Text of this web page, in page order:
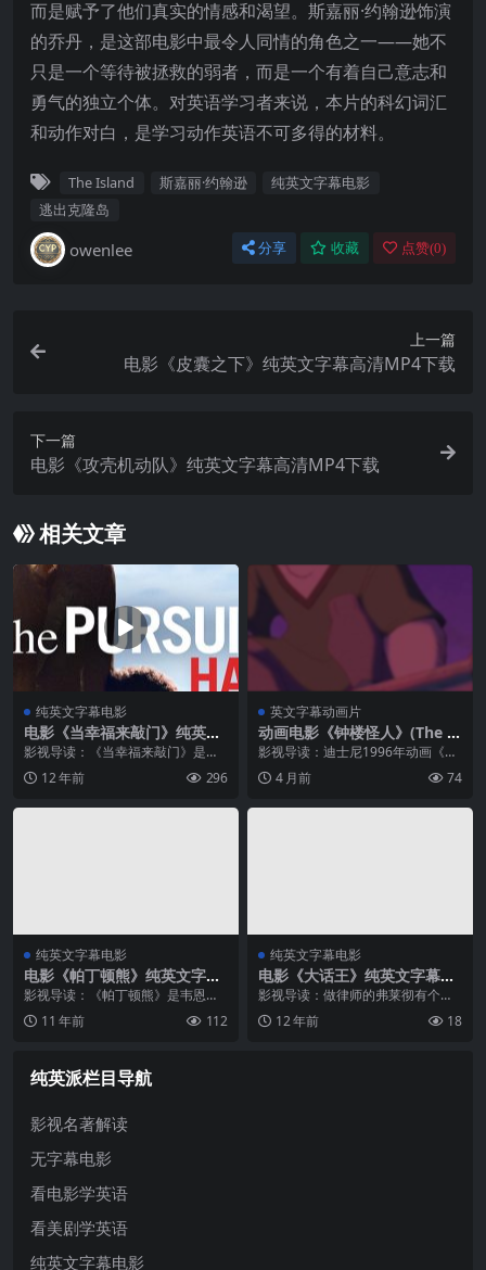
而是赋予了他们真实的情感和渴望。斯嘉丽·约翰逊饰演
的乔丹，是这部电影中最令人同情的角色之一——她不
只是一个等待被拯救的弱者，而是一个有着自己意志和
勇气的独立个体。对英语学习者来说，本片的科幻词汇
和动作对白，是学习动作英语不可多得的材料。
The Island 斯嘉丽·约翰逊
纯英文字幕电影
逃出克隆岛
owenlee 分享 收藏 点赞(0)
上一篇
电影《皮囊之下》纯英文字幕高清MP4下载
下一篇
电影《攻壳机动队》纯英文字幕高清MP4下载
相关文章
纯英文字幕电影
电影《当幸福来敲门》纯英文
字幕高清MP4下载
影视导读：《当幸福来敲门》是由
加布里尔·穆奇诺执导，威尔·史密斯
等主演的美国电影。影片取材真实
12 年前 296
英文字幕动画片
动画电影《钟楼怪人》(The H
unchback of Notre Dame)
影视导读：迪士尼1996年动画《钟
楼怪人》改编自维克多·雨果的同名
文学名著，将这个发生在中世纪巴
4 月前 74
纯英文字幕电影
电影《帕丁顿熊》纯英文字幕
高清MP4下载
影视导读：《帕丁顿熊》是韦恩斯
坦公司2014年出品的真人动画结合
影片。影片由保罗·金执导， 本·卫
11 年前 112
纯英文字幕电影
电影《大话王》纯英文字幕高
清MP4下载
影视导读：做律师的弗莱彻有个毛
病，那就是撒谎不脸红。他靠这个
把假的说成真的，把死的说成 活的
12 年前 18
纯英派栏目导航
影视名著解读
无字幕电影
看电影学英语
看美剧学英语
纯英文字幕电影